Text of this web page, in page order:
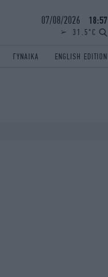
07/08/2026 18:57
31.5°C
ΓΥΝΑΙΚΑ ENGLISH EDITION